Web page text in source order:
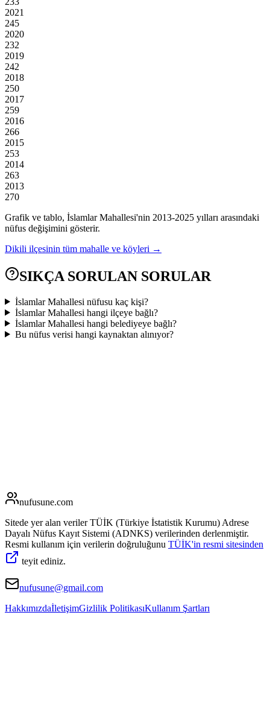
2021
245
2020
232
2019
242
2018
250
2017
259
2016
266
2015
253
2014
263
2013
270
Grafik ve tablo, İslamlarMahallesi'nin 2013-2025 yılları arasındaki
nüfus değişimini gösterir.
Dikili ilçesinin tüm mahalle ve köyleri →
SIKÇA SORULAN SORULAR
İslamlar Mahallesi nüfusu kaç kişi?
İslamlar Mahallesi hangi ilçeye bağlı?
İslamlar Mahallesi hangi belediyeye bağlı?
Bu nüfus verisi hangi kaynaktan alınıyor?
nufusune.com
Sitede yer alan veriler TÜİK (Türkiye İstatistik Kurumu) Adrese
Dayalı Nüfus Kayıt Sistemi (ADNKS) verilerinden derlenmiştir.
Resmi kullanım için verilerin doğruluğunu TÜİK'in resmi sitesinden
teyit ediniz.
nufusune@gmail.com
HakkımızdaİletişimGizlilik PolitikasıKullanım Şartları